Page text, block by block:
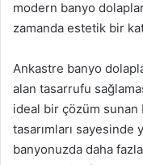
modern banyo
zamanda estetik bir
Ankastre banyo
alan tasarrufu
ideal bir çözüm
tasarımları sayesinde
banyonuzda daha